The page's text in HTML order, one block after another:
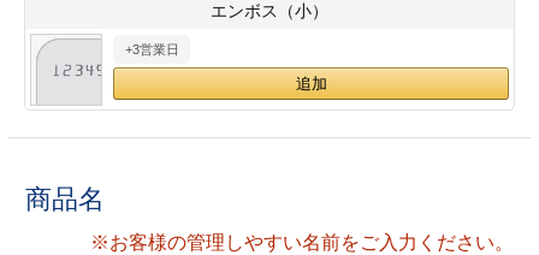
印刷
加工
ァイル印刷
エンボス（小）
+3営業日
商品名
※お客様の管理しやすい名前をご入力ください。